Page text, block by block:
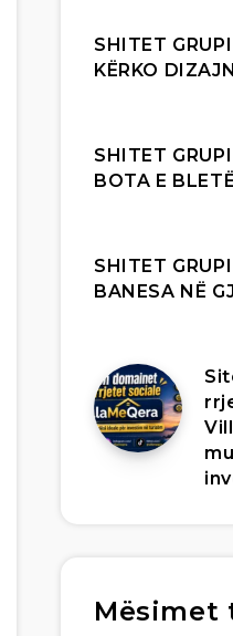
SHITET
KËRKO
SHITET
BOTA E
SHITET
BANESA NË
Mësimet